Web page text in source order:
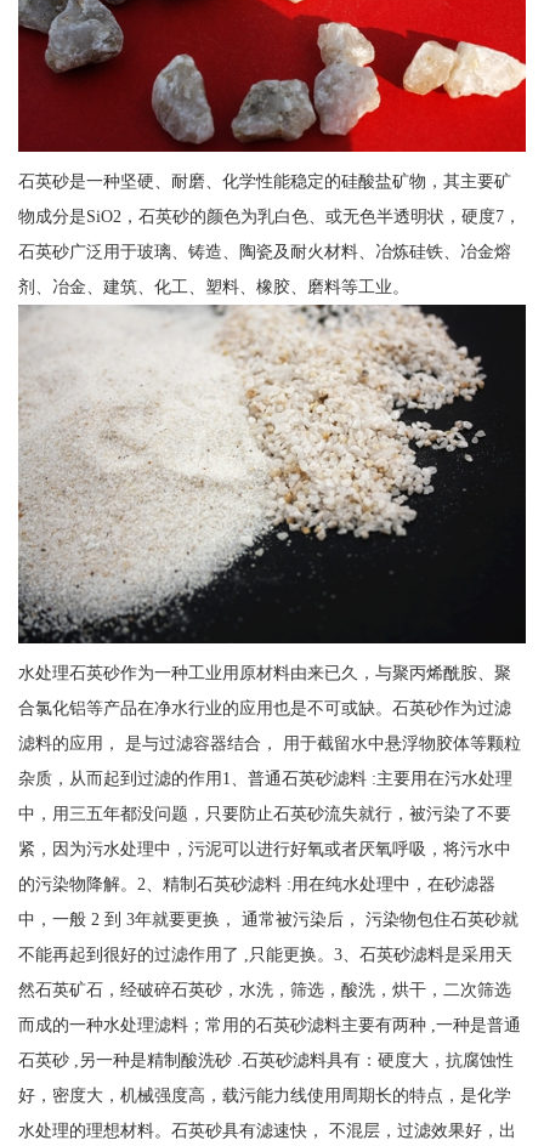
石英砂是一种坚硬、耐磨、化学性能稳定的硅酸盐矿物，其主要矿
物成分是SiO2，石英砂的颜色为乳白色、或无色半透明状，硬度7，
石英砂广泛用于玻璃、铸造、陶瓷及耐火材料、冶炼硅铁、冶金熔
剂、冶金、建筑、化工、塑料、橡胶、磨料等工业。
水处理石英砂作为一种工业用原材料由来已久，与聚丙烯酰胺、聚
合氯化铝等产品在净水行业的应用也是不可或缺。石英砂作为过滤
滤料的应用， 是与过滤容器结合， 用于截留水中悬浮物胶体等颗粒
杂质，从而起到过滤的作用1、普通石英砂滤料 :主要用在污水处理
中，用三五年都没问题，只要防止石英砂流失就行，被污染了不要
紧，因为污水处理中，污泥可以进行好氧或者厌氧呼吸，将污水中
的污染物降解。2、精制石英砂滤料 :用在纯水处理中，在砂滤器
中，一般 2 到 3年就要更换， 通常被污染后， 污染物包住石英砂就
不能再起到很好的过滤作用了 ,只能更换。3、石英砂滤料是采用天
然石英矿石，经破碎石英砂，水洗，筛选，酸洗，烘干，二次筛选
而成的一种水处理滤料；常用的石英砂滤料主要有两种 ,一种是普通
石英砂 ,另一种是精制酸洗砂 .石英砂滤料具有：硬度大，抗腐蚀性
好，密度大，机械强度高，载污能力线使用周期长的特点，是化学
水处理的理想材料。石英砂具有滤速快， 不混层，过滤效果好，出